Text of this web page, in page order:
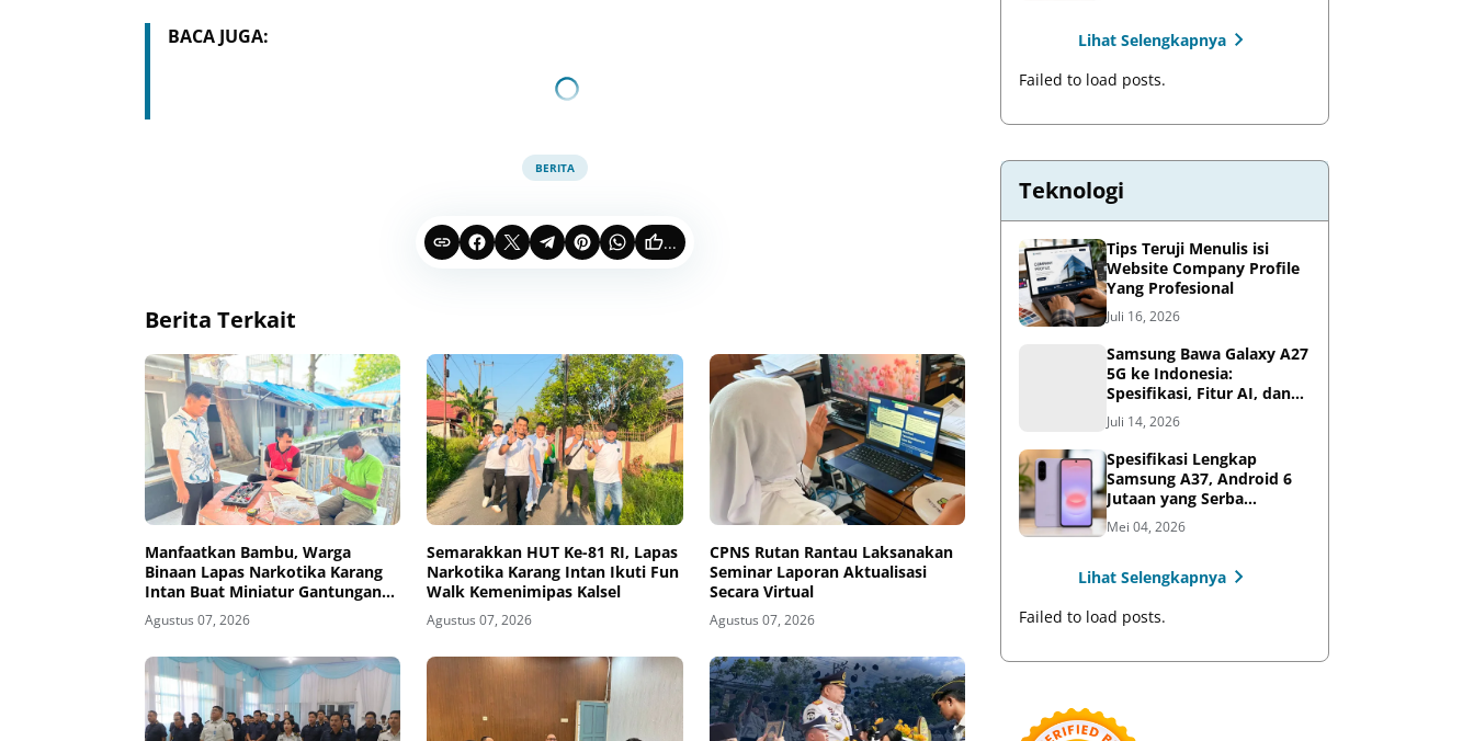
BACA JUGA:
BERITA
...
Berita Terkait
Manfaatkan Bambu, Warga
Binaan Lapas Narkotika Karang
Intan Buat Miniatur Gantungan
Kunci Abjad
Agustus 07, 2026
Semarakkan HUT Ke-81 RI, Lapas
Narkotika Karang Intan Ikuti Fun
Walk Kemenimipas Kalsel
Agustus 07, 2026
CPNS Rutan Rantau Laksanakan
Seminar Laporan Aktualisasi
Secara Virtual
Agustus 07, 2026
Lihat Selengkapnya
Failed to load posts.
Teknologi
Tips Teruji Menulis isi
Website Company Profile
Yang Profesional
Juli 16, 2026
Samsung Bawa Galaxy A27
5G ke Indonesia:
Spesifikasi, Fitur AI, dan
Harga Resmi
Juli 14, 2026
Spesifikasi Lengkap
Samsung A37, Android 6
Jutaan yang Serba
Lengkap
Mei 04, 2026
Lihat Selengkapnya
Failed to load posts.